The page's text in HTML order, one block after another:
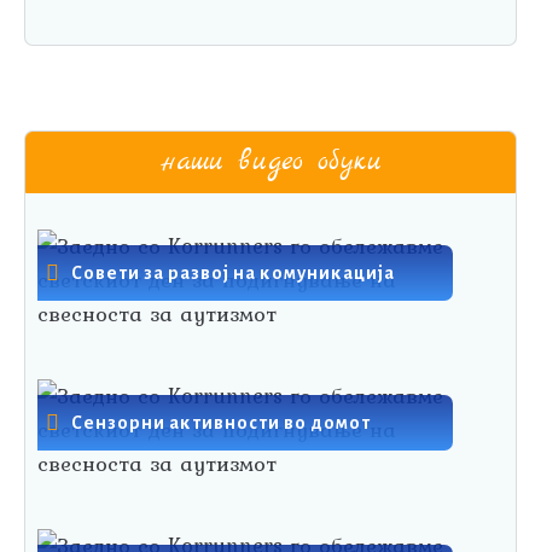
наши видео обуки
Совети за развој на комуникација
Сензорни активности во домот